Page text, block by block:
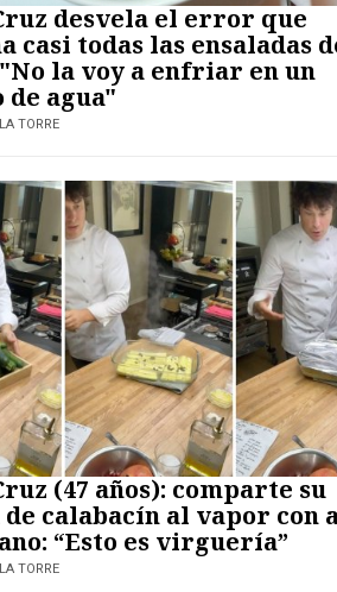
desvela el error que
casi todas las ensaladas
la voy a enfriar en un
agua"
TORRE
(47 años): comparte su
calabacín al vapor con
“Esto es virguería”
TORRE